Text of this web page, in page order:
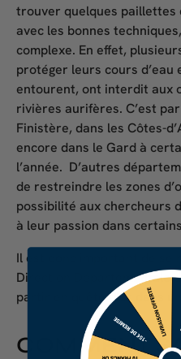
trouver quelques paillettes
avec les bonnes
complexe. En effet,
protéger leurs cours d’eau
entourent, ont interdit aux
rivières aurifères. C’est
Finistère, dans les Côtes-
encore dans le Gard à
l’année. D’autres
de restreindre les zones
possibilité aux chercheurs
à leur passion dans
Il est donc important de se
Direction Départementale
partir en quête d’or dans un
COMMENT